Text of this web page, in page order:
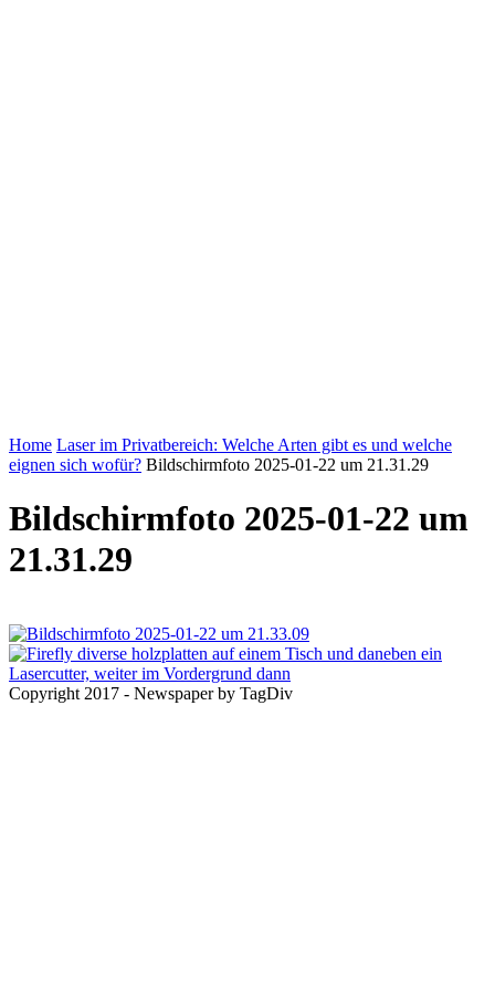
Home Laser im Privatbereich: Welche Arten gibt es und welche
eignen sich wofür? Bildschirmfoto 2025-01-22 um 21.31.29
Bildschirmfoto 2025-01-22 um
21.31.29
Copyright 2017 - Newspaper by TagDiv